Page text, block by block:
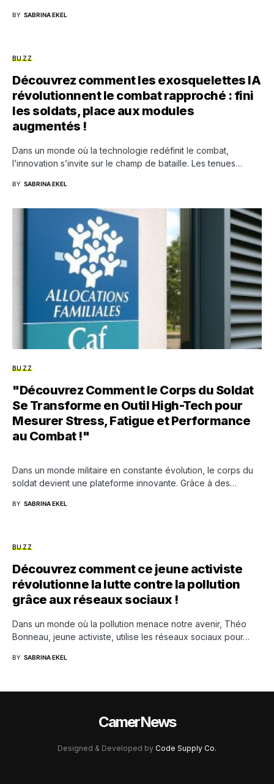
BY SABRINA EKEL
BUZZ
Découvrez comment les exosquelettes IA
révolutionnent le combat rapproché : fini
les soldats, place aux modules
augmentés !
Dans un monde où la technologie redéfinit le combat,
l’innovation s’invite sur le champ de bataille. Les tenues…
BY SABRINA EKEL
BUZZ
"Découvrez Comment le Corps du Soldat
Se Transforme en Outil High-Tech pour
Mesurer Stress, Fatigue et Performance
au Combat !"
Dans un monde militaire en constante évolution, le corps du
soldat devient une plateforme innovante. Grâce à des…
BY SABRINA EKEL
BUZZ
Découvrez comment ce jeune activiste
révolutionne la lutte contre la pollution
grâce aux réseaux sociaux !
Dans un monde où la pollution menace notre avenir, Théo
Bonneau, jeune activiste, utilise les réseaux sociaux pour…
BY SABRINA EKEL
CamerNews
Designed & Developed by Code Supply Co.